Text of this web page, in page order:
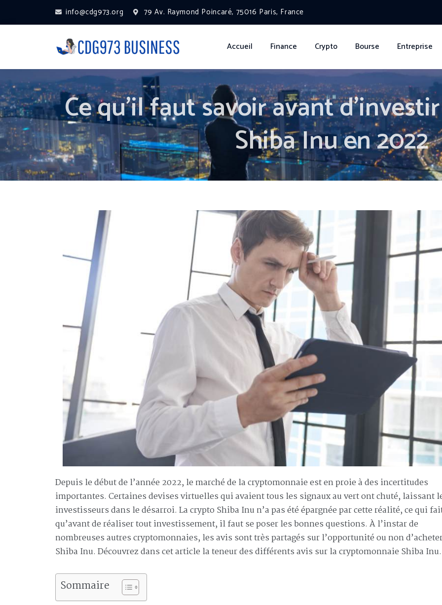
info@cdg973.org 79 Av. Raymond Poincaré, 75016 Paris, France
Accueil Finance Crypto Bourse Entreprise
Ce qu’il faut savoir avant
Shiba Inu en 2022
Depuis le début de l’année 2022, le marché de la cryptomonnaie est en proie à des incertitudes
importantes. Certaines devises virtuelles qui avaient tous les signaux au vert ont chuté, laissant
investisseurs dans le désarroi. La crypto Shiba Inu n’a pas été épargnée par cette réalité, ce qui
qu’avant de réaliser tout investissement, il faut se poser les bonnes questions. À l’instar de
nombreuses autres cryptomonnaies, les avis sont très partagés sur l’opportunité ou non
Shiba Inu. Découvrez dans cet article la teneur des différents avis sur la cryptomonnaie Shiba Inu.
Sommaire